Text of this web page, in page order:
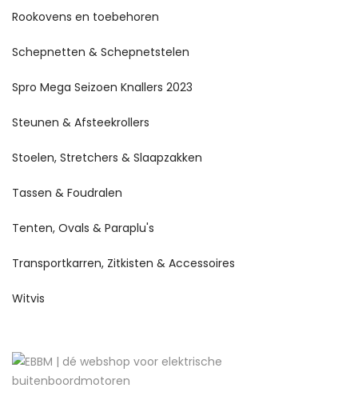
Rookovens en toebehoren
Schepnetten & Schepnetstelen
Spro Mega Seizoen Knallers 2023
Steunen & Afsteekrollers
Stoelen, Stretchers & Slaapzakken
Tassen & Foudralen
Tenten, Ovals & Paraplu's
Transportkarren, Zitkisten & Accessoires
Witvis